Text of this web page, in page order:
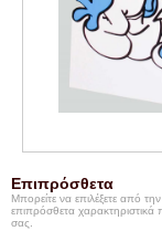
Επιπρόσθετα
Μπορείτε να επιλέξετε από
επιπρόσθετα χαρακτηριστικά
σας.